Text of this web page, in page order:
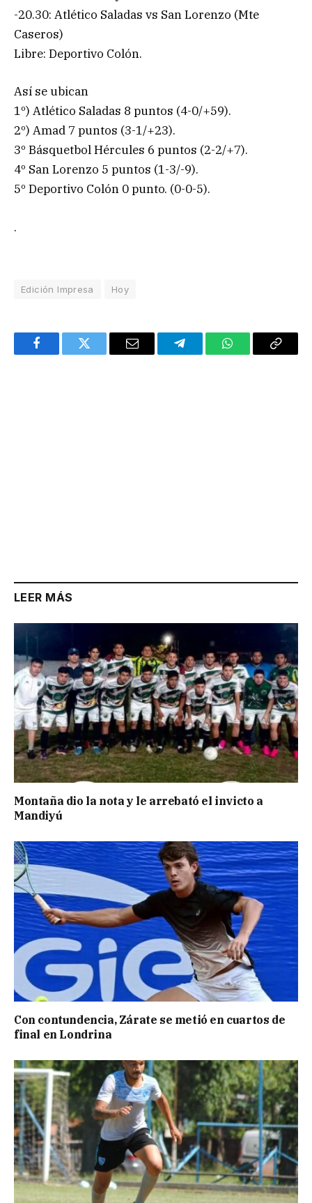
-20.30: Atlético Saladas vs San Lorenzo (Mte
Caseros)
Libre: Deportivo Colón.
Así se ubican
1º) Atlético Saladas 8 puntos (4-0/+59).
2º) Amad 7 puntos (3-1/+23).
3º Básquetbol Hércules 6 puntos (2-2/+7).
4º San Lorenzo 5 puntos (1-3/-9).
5º Deportivo Colón 0 punto. (0-0-5).
.
Edición Impresa Hoy
FacebookTwitter Email TelegramWhatsAppCopy
LEER MÁS
Montaña dio la nota y le arrebató el invicto a
Mandiyú
Con contundencia, Zárate se metió en cuartos de
final en Londrina